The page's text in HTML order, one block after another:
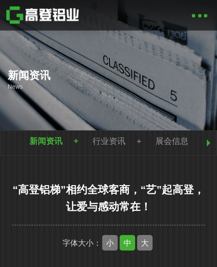
新闻资讯
News
新闻资讯 行业资讯 展会信息
“高登铝梯”相约全球客商，“艺”起高登，
让爱与感动常在！
字体大小： 小 中 大